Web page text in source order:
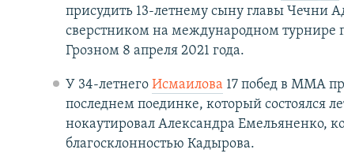
присудить 13-летнему сыну главы Чечни
сверстником на международном турнире
Грозном 8 апреля 2021 года.
У 34-летнего Исмаилова 17 побед в ММА
последнем поединке, который состоялся
нокаутировал Александра Емельяненко,
благосклонностью Кадырова.